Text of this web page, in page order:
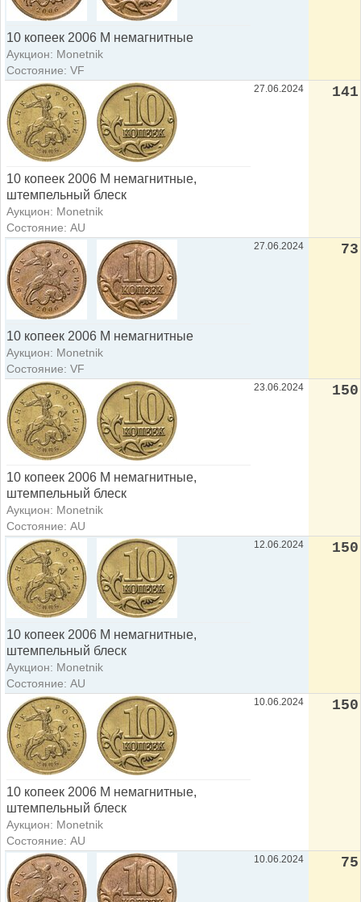
10 копеек 2006 М немагнитные
Аукцион: Monetnik
Состояние: VF
10 копеек 2006 М немагнитные,
штемпельный блеск
Аукцион: Monetnik
Состояние: AU
27.06.2024 141
10 копеек 2006 М немагнитные
Аукцион: Monetnik
Состояние: VF
27.06.2024 73
10 копеек 2006 М немагнитные,
штемпельный блеск
Аукцион: Monetnik
Состояние: AU
23.06.2024 150
10 копеек 2006 М немагнитные,
штемпельный блеск
Аукцион: Monetnik
Состояние: AU
12.06.2024 150
10 копеек 2006 М немагнитные,
штемпельный блеск
Аукцион: Monetnik
Состояние: AU
10.06.2024 150
10.06.2024 75